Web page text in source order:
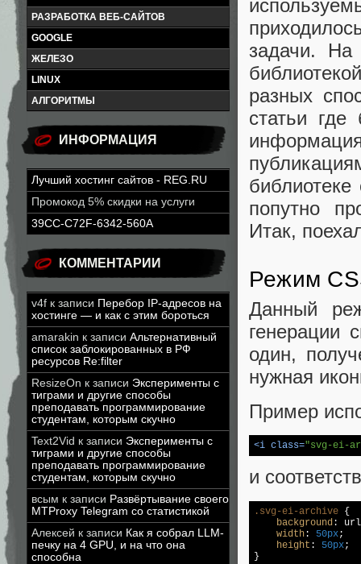
РАЗРАБОТКА ВЕБ-САЙТОВ
GOOGLE
ЖЕЛЕЗО
LINUX
АЛГОРИТМЫ
ИНФОРМАЦИЯ
Лучший хостинг сайтов - REG.RU
Промокод 5% скидки на услуги
39CC-C72F-6342-560A
КОММЕНТАРИИ
v4f к записи Перебор IP-адресов на
хостинге — и как с этим бороться
amarakin к записи Альтернативный
список заблокированных в РФ
ресурсов Re:filter
ResizeOn к записи Эксперименты с
тиграми и другие способы
преподавать программирование
студентам, которым скучно
Text2Vid к записи Эксперименты с
тиграми и другие способы
преподавать программирование
студентам, которым скучно
всым к записи Развёртывание своего
MTProxy Telegram со статистикой
Алексей к записи Как я собрал LLM-
печку на 4 GPU, и на что она
способна
задачи. На
разных
статьи
попутно
Итак,
Режим
Данный
генерации
один,
нужная
Пример
<i class="svg-ei-
и
.svg-ei-archive {
background : url
width: 50px;
height : 50px;
}